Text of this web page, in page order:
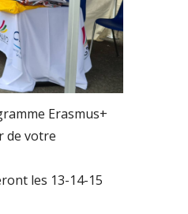
Erasmus+
de votre
les 13-14-15